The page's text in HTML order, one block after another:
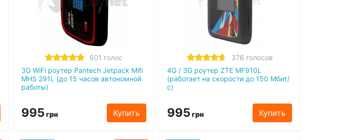
601 голос
3G WiFi роутер Pantech Jetpack Mifi
MHS 291L (до 15 часов автономной
работы)
995грн Купить
376 голосов
4G / 3G роутер ZTE MF910L
(работает на скорости до 150 Мбит/
с)
995грн Купить